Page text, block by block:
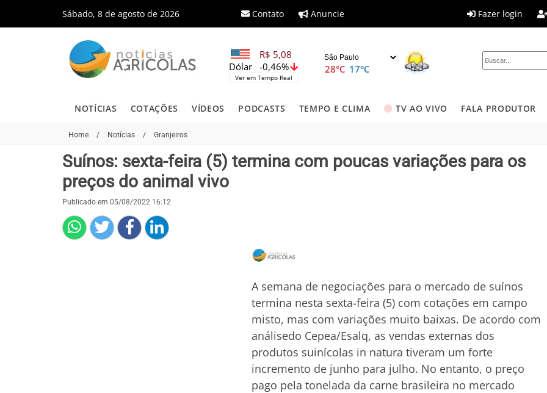
Sábado, 8 de agosto de 2026 Contato Anuncie Fazer login
R$ 5,08
-0,46%
Dólar
Ver em Tempo Real
28°C 17°C
NOTÍCIAS COTAÇÕES VÍDEOS PODCASTS TEMPO E CLIMA TV AO VIVO FALA PRODUTOR
Home / Notícias / Granjeiros
Suínos: sexta-feira (5) termina com poucas variações para os
preços do animal vivo
Publicado em 05/08/2022 16:12
A semana de negociações para o mercado de suínos
termina nesta sexta-feira (5) com cotações em campo
misto, mas com variações muito baixas. De acordo com
análisedo Cepea/Esalq, as vendas externas dos
produtos suinícolas in natura tiveram um forte
incremento de junho para julho. No entanto, o preço
pago pela tonelada da carne brasileira no mercado